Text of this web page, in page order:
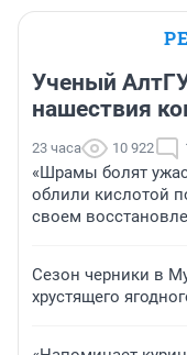
Ученый
нашествия
23 часа 10 922
«Шрамы болят
облили кислотой
своем
Сезон черники в
хрустящего